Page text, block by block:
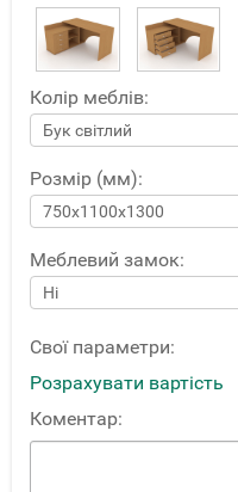
Колір меблів:
Розмір (мм):
Меблевий замок:
Свої параметри:
Розрахувати вартість
Коментар: